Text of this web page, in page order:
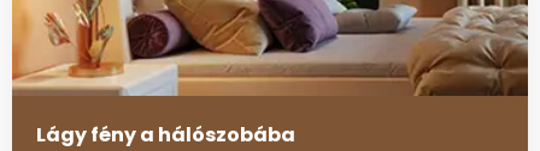
Lágy fény a hálószobába